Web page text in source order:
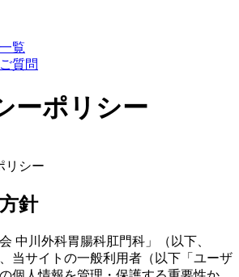
覧
質問
ーポリシー
リシー
針
中川外科胃腸科肛門科」（以下、
当サイトの一般利用者（以下「ユーザ